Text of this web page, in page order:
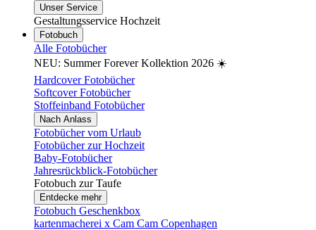
Unser Service
Gestaltungsservice Hochzeit
Fotobuch
Alle Fotobücher
NEU: Summer Forever Kollektion 2026 ☀️
Hardcover Fotobücher
Softcover Fotobücher
Stoffeinband Fotobücher
Nach Anlass
Fotobücher vom Urlaub
Fotobücher zur Hochzeit
Baby-Fotobücher
Jahresrückblick-Fotobücher
Fotobuch zur Taufe
Entdecke mehr
Fotobuch Geschenkbox
kartenmacherei x Cam Cam Copenhagen